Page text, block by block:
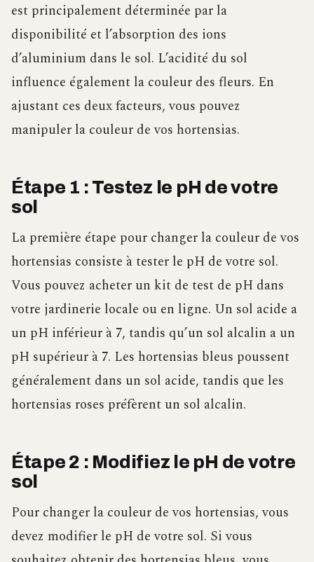
est principalement déterminée par la
disponibilité et l’absorption des ions
d’aluminium dans le sol. L’acidité du sol
influence également la couleur des fleurs. En
ajustant ces deux facteurs, vous pouvez
manipuler la couleur de vos hortensias.
Étape 1 : Testez le pH de votre
sol
La première étape pour changer la couleur de vos
hortensias consiste à tester le pH de votre sol.
Vous pouvez acheter un kit de test de pH dans
votre jardinerie locale ou en ligne. Un sol acide a
un pH inférieur à 7, tandis qu’un sol alcalin a un
pH supérieur à 7. Les hortensias bleus poussent
généralement dans un sol acide, tandis que les
hortensias roses préfèrent un sol alcalin.
Étape 2 : Modifiez le pH de votre
sol
Pour changer la couleur de vos hortensias, vous
devez modifier le pH de votre sol. Si vous